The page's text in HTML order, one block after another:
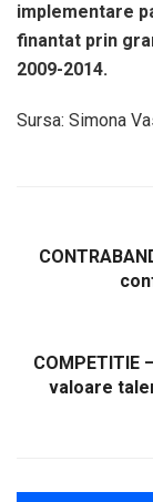
implementare
finantat prin
2009-2014.
Sursa: Simona
COMPETITIE
valoare